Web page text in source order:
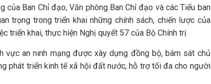
Ban Chỉ đạo, Văn phòng Ban Chỉ đạo và các Tiểu ban
trọng trong triển khai những chính sách, chiến lược của
triển khai, thực hiện Nghị quyết 57 của Bộ Chính trị.
vực an ninh mạng được xây dựng đồng bộ, bám sát chủ
phát triển kinh tế xã hội đất nước, hỗ trợ tối đa cho người